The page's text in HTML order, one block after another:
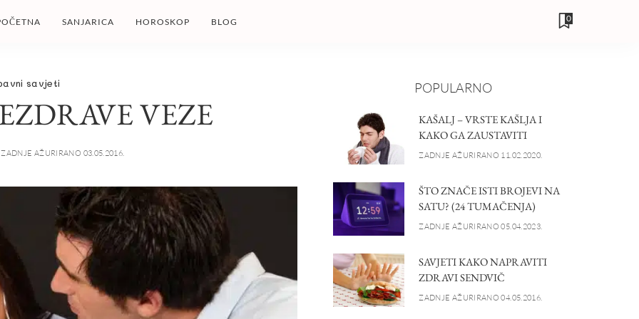
SANJARICA HOROSKOP BLOG 0
savjeti
VEZE
ZADNJE AŽURIRANO 03.05.2016.
POPULARNO
KAŠALJ – VRSTE KAŠLJA I
KAKO GA ZAUSTAVITI
ZADNJE AŽURIRANO 11.02.2020.
ŠTO ZNAČE ISTI BROJEVI NA
SATU? (24 TUMAČENJA)
ZADNJE AŽURIRANO 05.04.2023.
SAVJETI KAKO NAPRAVITI
ZDRAVI SENDVIČ
ZADNJE AŽURIRANO 04.05.2016.